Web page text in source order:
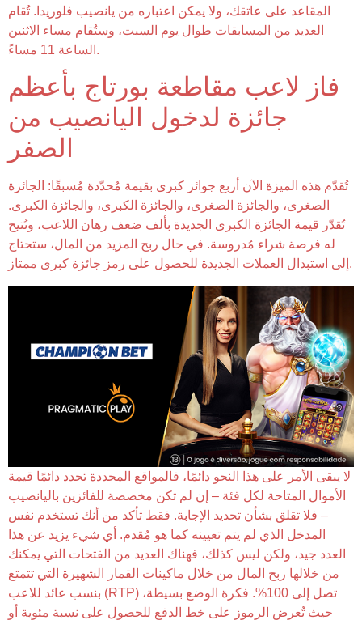
المقاعد على عاتقك، ولا يمكن اعتباره من يانصيب فلوريدا. تُقام
العديد من المسابقات طوال يوم السبت، وستُقام مساء الاثنين
الساعة 11 مساءً.
فاز لاعب مقاطعة بورتاج بأعظم
جائزة لدخول اليانصيب من
الصفر
تُقدّم هذه الميزة الآن أربع جوائز كبرى بقيمة مُحدّدة مُسبقًا: الجائزة
الصغرى، والجائزة الصغرى، والجائزة الكبرى، والجائزة الكبرى.
تُقدّر قيمة الجائزة الكبرى الجديدة بألف ضعف رهان اللاعب، وتُتيح
له فرصة شراء مُدروسة. في حال ربح المزيد من المال، ستحتاج
إلى استبدال العملات الجديدة للحصول على رمز جائزة كبرى ممتاز.
لا يبقى الأمر على هذا النحو دائمًا، فالمواقع المحددة تحدد دائمًا قيمة
الأموال المتاحة لكل فئة – إن لم تكن مخصصة للفائزين باليانصيب
– فلا تقلق بشأن تحديد الإجابة. فقط تأكد من أنك تستخدم نفس
المدخل الذي لم يتم تعيينه كما هو مُقدم. أي شيء يزيد عن هذا
العدد جيد، ولكن ليس كذلك، فهناك العديد من الفتحات التي يمكنك
من خلالها ربح المال من خلال ماكينات القمار الشهيرة التي تتمتع
بنسب عائد للاعب (RTP) تصل إلى 100%. فكرة الوضع بسيطة،
حيث تُعرض الرموز على خط الدفع للحصول على نسبة مئوية أو